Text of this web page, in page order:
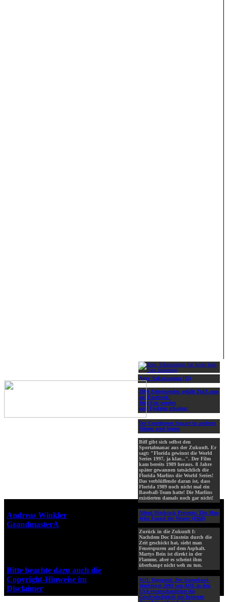
Arne_Saknussemm (35)
2000 Zeitreisenden gefällt ZidZ.com
auf Facebook!
Jetzt Fan werden
und Updates erhalten!
Der Courthouse Square in anderen
Filmen und Serien
Biff gibt sich selbst den
Sportalmanac aus der Zukunft. Er
sagt: "Florida gewinnt die World
Series 1997, ja klar...". Der Film
kam bereits 1989 heraus. 8 Jahre
später gewannen tatsächlich die
Florida Marlins die World Series!
Das verblüffende daran ist, dass
Florida 1989 noch nicht mal ein
Baseball-Team hatte! Die Marlins
existierten damals noch gar nicht!
Alfred Hitchcock Presents: The Man
Who Found the Money (1960)
Zurück in die Zukunft I:
Nachdem Doc Einstein durch die
Zeit geschickt hat, sieht man
Feuerspuren auf dem Asphalt.
Martys Bein ist direkt in der
Flamme, aber es scheint ihm
überhaupt nicht weh zu tun.
AOL Topspeed: Der Superbowl-
Werbespot 2003 von AOL in den
USA veranschaulichte die
Geschwindigkeit des Internet-
Andreas Winkler
GrandmasterA
Bitte beachte dazu auch die
Copyright-Hinweise im
Disclaimer